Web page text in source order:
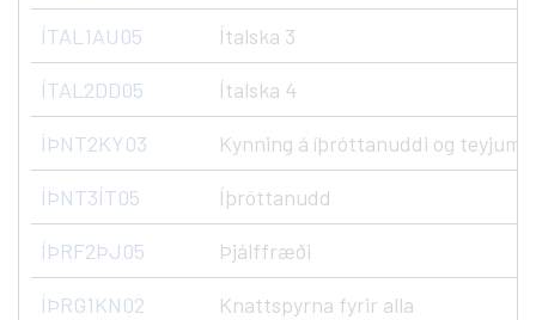
ÍTAL1AU05 Ítalska 3
ÍTAL2DD05 Ítalska 4
ÍÞNT2KY03 Kynning á íþróttanuddi og teyjum
ÍÞNT3ÍT05 Íþróttanudd
ÍÞRF2ÞJ05 Þjálffræði
ÍÞRG1KN02 Knattspyrna fyrir alla